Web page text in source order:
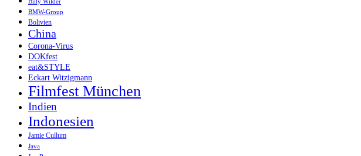
Billy Wilder
BMW-Group
Bolivien
China
Corona-Virus
DOKfest
eat&STYLE
Eckart Witzigmann
Filmfest München
Indien
Indonesien
Jamie Cullum
Java